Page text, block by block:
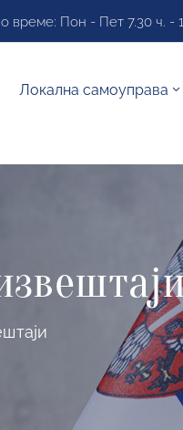
време: Пон - Пет 7.30 ч. -
Локална самоуправа